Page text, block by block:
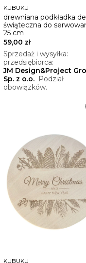
KUBUKU
drewniana podkładka
świąteczna do
25 cm
59,00 zł
Sprzedaż i wysyłka:
przedsiębiorca:
JM Design&Project
Sp. z o.o. Podział
obowiązków.
KUBUKU